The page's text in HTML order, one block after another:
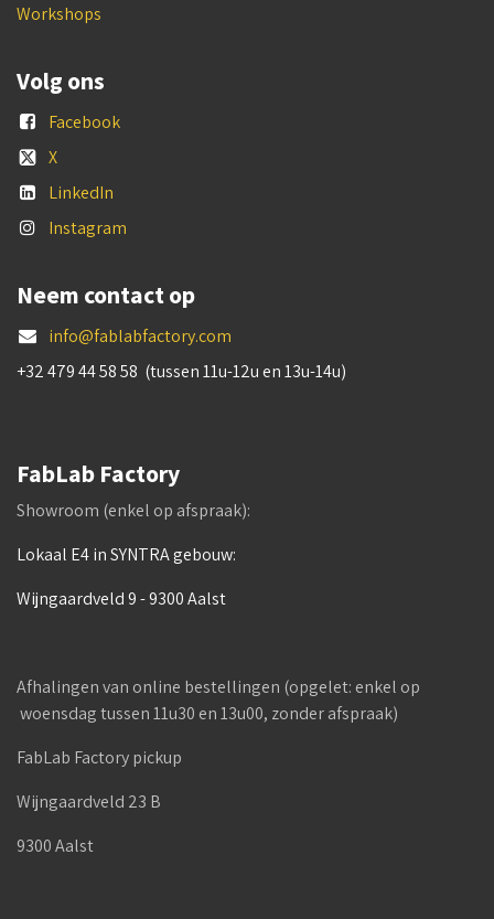
Workshops
Volg ons
Facebook
X
LinkedIn
Instagram
Neem contact op
info@fablabfactory.com
+32 479 44 58 58 (tussen 11u-12u en 13u-14u)
FabLab Factory
Showroom (enkel op afspraak):
Lokaal E4 in SYNTRA gebouw:
Wijngaardveld 9 - 9300 Aalst
Afhalingen van online bestellingen (opgelet: enkel op
woensdag tussen 11u30 en 13u00, zonder afspraak)
FabLab Factory pickup
Wijngaardveld 23 B
9300 Aalst